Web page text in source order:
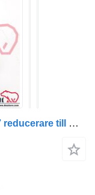
Reductor cutie de viteze 1358232207 reducerare till MAN TGS dragbil